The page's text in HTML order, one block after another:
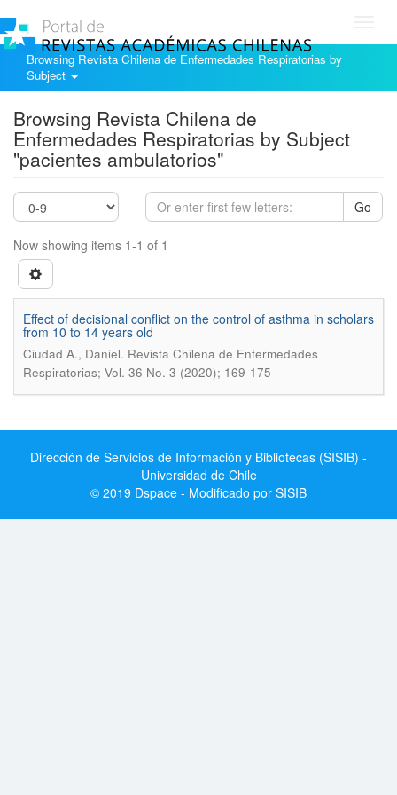
Browsing Revista Chilena de Enfermedades Respiratorias by
Subject
Browsing Revista Chilena de
Enfermedades Respiratorias by Subject
"pacientes ambulatorios"
Go
Now showing items 1-1 of 1
Effect of decisional conflict on the control of asthma in scholars
from 10 to 14 years old
Ciudad A., Daniel. Revista Chilena de Enfermedades
Respiratorias; Vol. 36 No. 3 (2020); 169-175
Dirección de Servicios de Información y Bibliotecas (SISIB) -
Universidad de Chile
© 2019 Dspace - Modificado por SISIB